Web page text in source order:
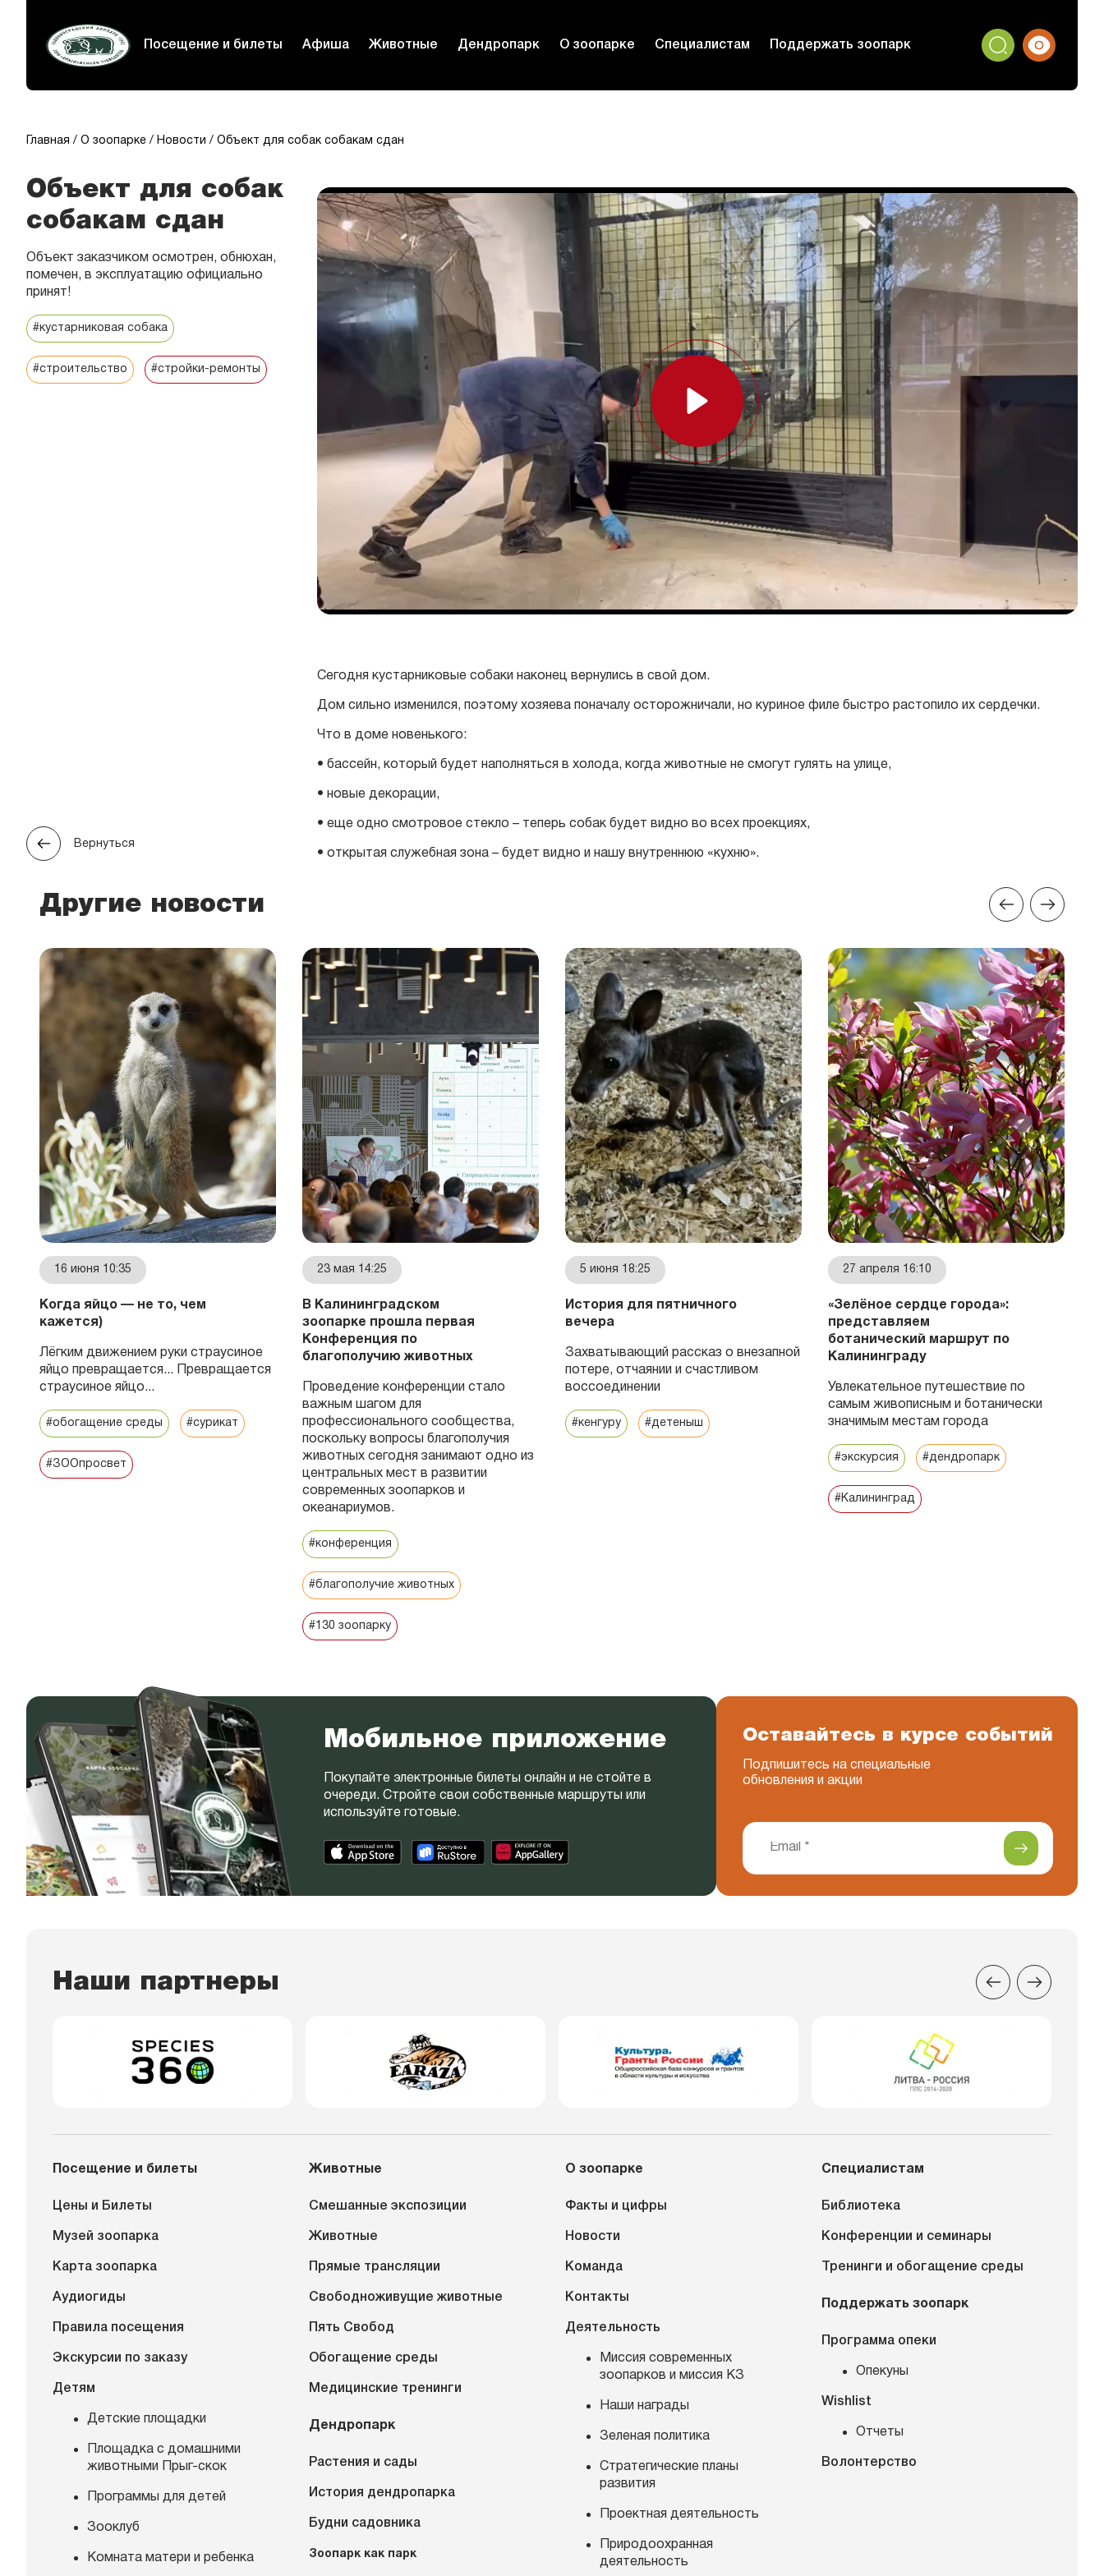
Посещение и билеты Афиша Животные Дендропарк О зоопарке Специалистам Поддержать зоопарк
Главная О зоопарке Новости Объект для собак собакам сдан
Объект для собак
собакам сдан
Объект заказчиком осмотрен, обнюхан,
помечен, в эксплуатацию официально
принят!
#кустарниковая собака
#строительство #стройки-ремонты
Вернуться
Play
Сегодня кустарниковые собаки наконец вернулись в свой дом.
Дом сильно изменился, поэтому хозяева поначалу осторожничали, но куриное филе быстро растопило их сердечки.
Что в доме новенького:
• бассейн, который будет наполняться в холода, когда животные не смогут гулять на улице,
• новые декорации,
• еще одно смотровое стекло – теперь собак будет видно во всех проекциях,
• открытая служебная зона – будет видно и нашу внутреннюю «кухню».
Другие новости
16 июня 10:35
Когда яйцо — не то, чем
кажется)
Лёгким движением руки страусиное
яйцо превращается... Превращается
страусиное яйцо...
#обогащение среды #сурикат
#ЗООпросвет
23 мая 14:25
В Калининградском
зоопарке прошла первая
Конференция по
благополучию животных
Проведение конференции стало
важным шагом для
профессионального сообщества,
поскольку вопросы благополучия
животных сегодня занимают одно из
центральных мест в развитии
современных зоопарков и
океанариумов.
#конференция
#благополучие животных
#130 зоопарку
5 июня 18:25
История для пятничного
вечера
Захватывающий рассказ о внезапной
потере, отчаянии и счастливом
воссоединении
#кенгуру #детеныш
27 апреля 16:10
«Зелёное сердце города»:
представляем
ботанический маршрут по
Калининграду
Увлекательное путешествие по
самым живописным и ботанически
значимым местам города
#экскурсия #дендропарк
#Калининград
Мобильное приложение
Покупайте электронные билеты онлайн и не стойте в
очереди. Стройте свои собственные маршруты или
используйте готовые.
Оставайтесь в курсе событий
Подпишитесь на специальные
обновления и акции
Наши партнеры
Посещение и билеты
Цены и Билеты
Музей зоопарка
Карта зоопарка
Аудиогиды
Правила посещения
Экскурсии по заказу
Детям
Детские площадки
Площадка с домашними
животными Прыг-скок
Программы для детей
Зооклуб
Комната матери и ребенка
Животные
Смешанные экспозиции
Животные
Прямые трансляции
Свободноживущие животные
Пять Свобод
Обогащение среды
Медицинские тренинги
Дендропарк
Растения и сады
История дендропарка
Будни садовника
Зоопарк как парк
О зоопарке
Факты и цифры
Новости
Команда
Контакты
Деятельность
Миссия современных
зоопарков и миссия КЗ
Наши награды
Зеленая политика
Стратегические планы
развития
Проектная деятельность
Природоохранная
деятельность
Специалистам
Библиотека
Конференции и семинары
Тренинги и обогащение среды
Поддержать зоопарк
Программа опеки
Опекуны
Wishlist
Отчеты
Волонтерство